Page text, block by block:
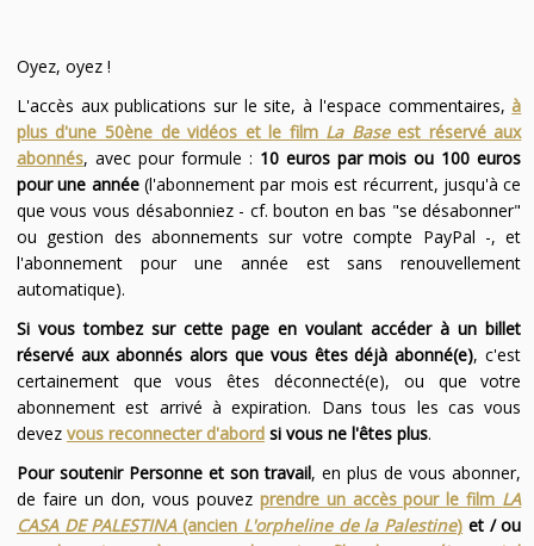
Oyez, oyez !
L'accès aux publications sur le site, à l'espace commentaires,à
plus d'une 50ène de vidéos et le film La Baseest réservé aux
abonnés, avec pour formule : 10 euros par mois ou 100 euros
pour une année(l'abonnement par mois est récurrent, jusqu'à ce
que vous vous désabonniez - cf. bouton en bas "se désabonner"
ou gestion des abonnements sur votre compte PayPal -, et
l'abonnement pour une année est sans renouvellement
automatique).
Si vous tombez sur cette page en voulant accéder à un billet
réservé aux abonnés alors que vous êtes déjà abonné(e), c'est
certainement que vous êtes déconnecté(e), ou que votre
abonnement est arrivé à expiration. Dans tous les cas vous
devez vous reconnecter d'abordsi vous ne l'êtes plus.
Pour soutenir Personne et son travail, en plus de vous abonner,
de faire un don, vous pouvez prendre un accès pour le film LA
CASA DE PALESTINA(ancien L'orpheline de la Palestine) et / ou